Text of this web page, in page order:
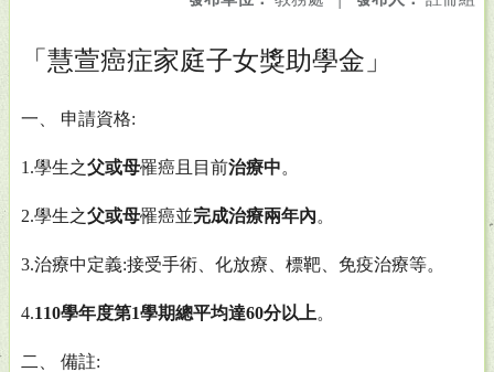
「慧萱癌症家庭子女獎助學金」
一、 申請資格:
1.學生之父或母罹癌且目前治療中。
2.學生之父或母罹癌並完成治療兩年內。
3.治療中定義:接受手術、化放療、標靶、免疫治療等。
4.110學年度第1學期總平均達60分以上。
二、 備註: